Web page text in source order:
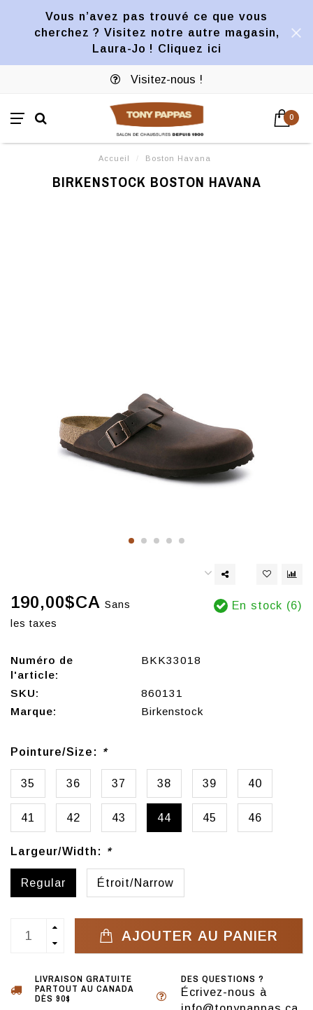
Vous n’avez pas trouvé ce que vous
cherchez ? Visitez notre autre magasin,
Laura-Jo ! Cliquez ici
Visitez-nous !
0
Accueil / Boston Havana
BIRKENSTOCK BOSTON HAVANA
190,00$CA Sans
les taxes
En stock (6)
Numéro de
l'article:
BKK33018
SKU:
860131
Marque:
Birkenstock
Pointure/Size: *
35 36 37 38 39 40
41 42 43 44 45 46
Largeur/Width: *
Regular Étroit/Narrow
AJOUTER AU PANIER
LIVRAISON GRATUITE
PARTOUT AU CANADA
DÈS 90$
DES QUESTIONS ?
Écrivez-nous à